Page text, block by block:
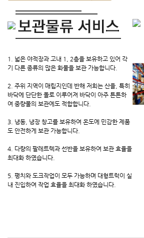
1. 넓은 야적장과 고내 1, 2층을 보유하고 있어 각
기 다른 종류의 많은 화물을 보관 가능합니다.
2. 주위 지역이 매립지인데 반해 저희는 산을, 특히
바닥에 단단한 돌로 이루어져 바닥이 아주 튼튼하
여 중량물의 보관에도 적합합니다.
3. 냉동, 냉장 창고를 보유하여 온도에 민감한 제품
도 안전하게 보관 가능합니다.
4. 다량의 팔레트렉과 선반을 보유하여 보관 효율을
최대화 하였습니다.
5. 평치와 도크작업이 모두 가능하며 대형트럭이 실
내 진입하여 작업 효율을 최대화 하였습니다.